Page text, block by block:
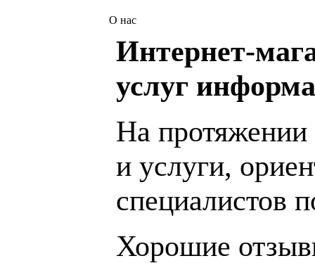
О нас
Интернет-
услуг
На протяжении
и услуги,
специалистов
Хорошие